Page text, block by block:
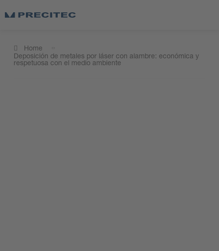
Home
Deposición de metales por láser con alambre: económica y
respetuosa con el medio ambiente